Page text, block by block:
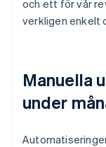
och ett för vår
verkligen enkelt
Manuella
under